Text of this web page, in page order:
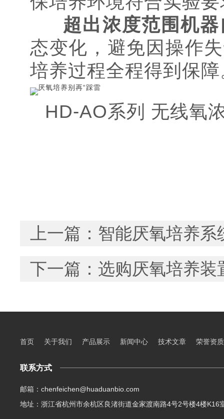
超出浓度范围机器
态变化，避免因操作
培养过程全程得到保
HD-AO系列 无线氧
上一篇： 智能厌氧培养系
下一篇： 选购厌氧培养装
首页 关于我们 产品展示 新闻中心 技术文章 荣誉资质
联系方式
邮箱：chenfeichen@huaduanbio.com
地址：浙江省杭州市余杭区良渚街道金家渡南路4号2号楼4楼K16